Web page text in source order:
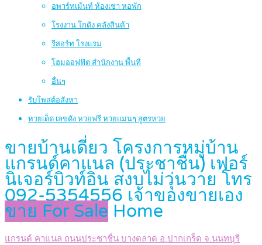
อพาร์ทเม้นท์ ห้องเช่า หอพัก
โรงงาน โกดัง คลังสินค้า
รีสอร์ท โรงแรม
โฮมออฟฟิต สำนักงาน พื้นที่
อื่นๆ
รับโพสต์อสังหา
หวยเด็ด เลขดัง หวยฟรี หวยแม่นๆ สูตรหวย
ขายบ้านเดี่ยว โครงการหมู่บ้าน
แกรนด์คาแนล (ประชาชื่น) เฟอร์
นิเจอร์บิวท์อิน สงบไม่วุ่นวาย โทร
092-5354556 เจ้าของขายเอง
ขาย For Sale Home
แกรนด์ คาแนล ถนนประชาชื่น บางตลาด อ.ปากเกร็ด จ.นนทบุรี